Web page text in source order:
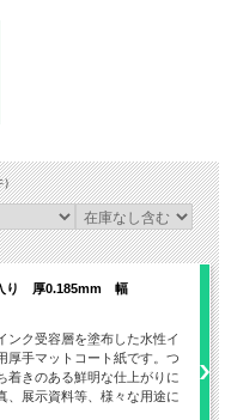
）
り 厚0.185mm 幅
ンク受容層を塗布した水性イ
厚手マットコート紙です。つ
着きのある鮮明な仕上がりに
、展示資料等、様々な用途に